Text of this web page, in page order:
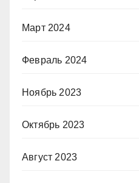
Март 2024
Февраль 2024
Ноябрь 2023
Октябрь 2023
Август 2023